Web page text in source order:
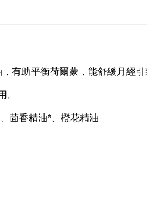
有助平衡荷爾蒙，能舒緩月經引
。
茴香精油*、橙花精油